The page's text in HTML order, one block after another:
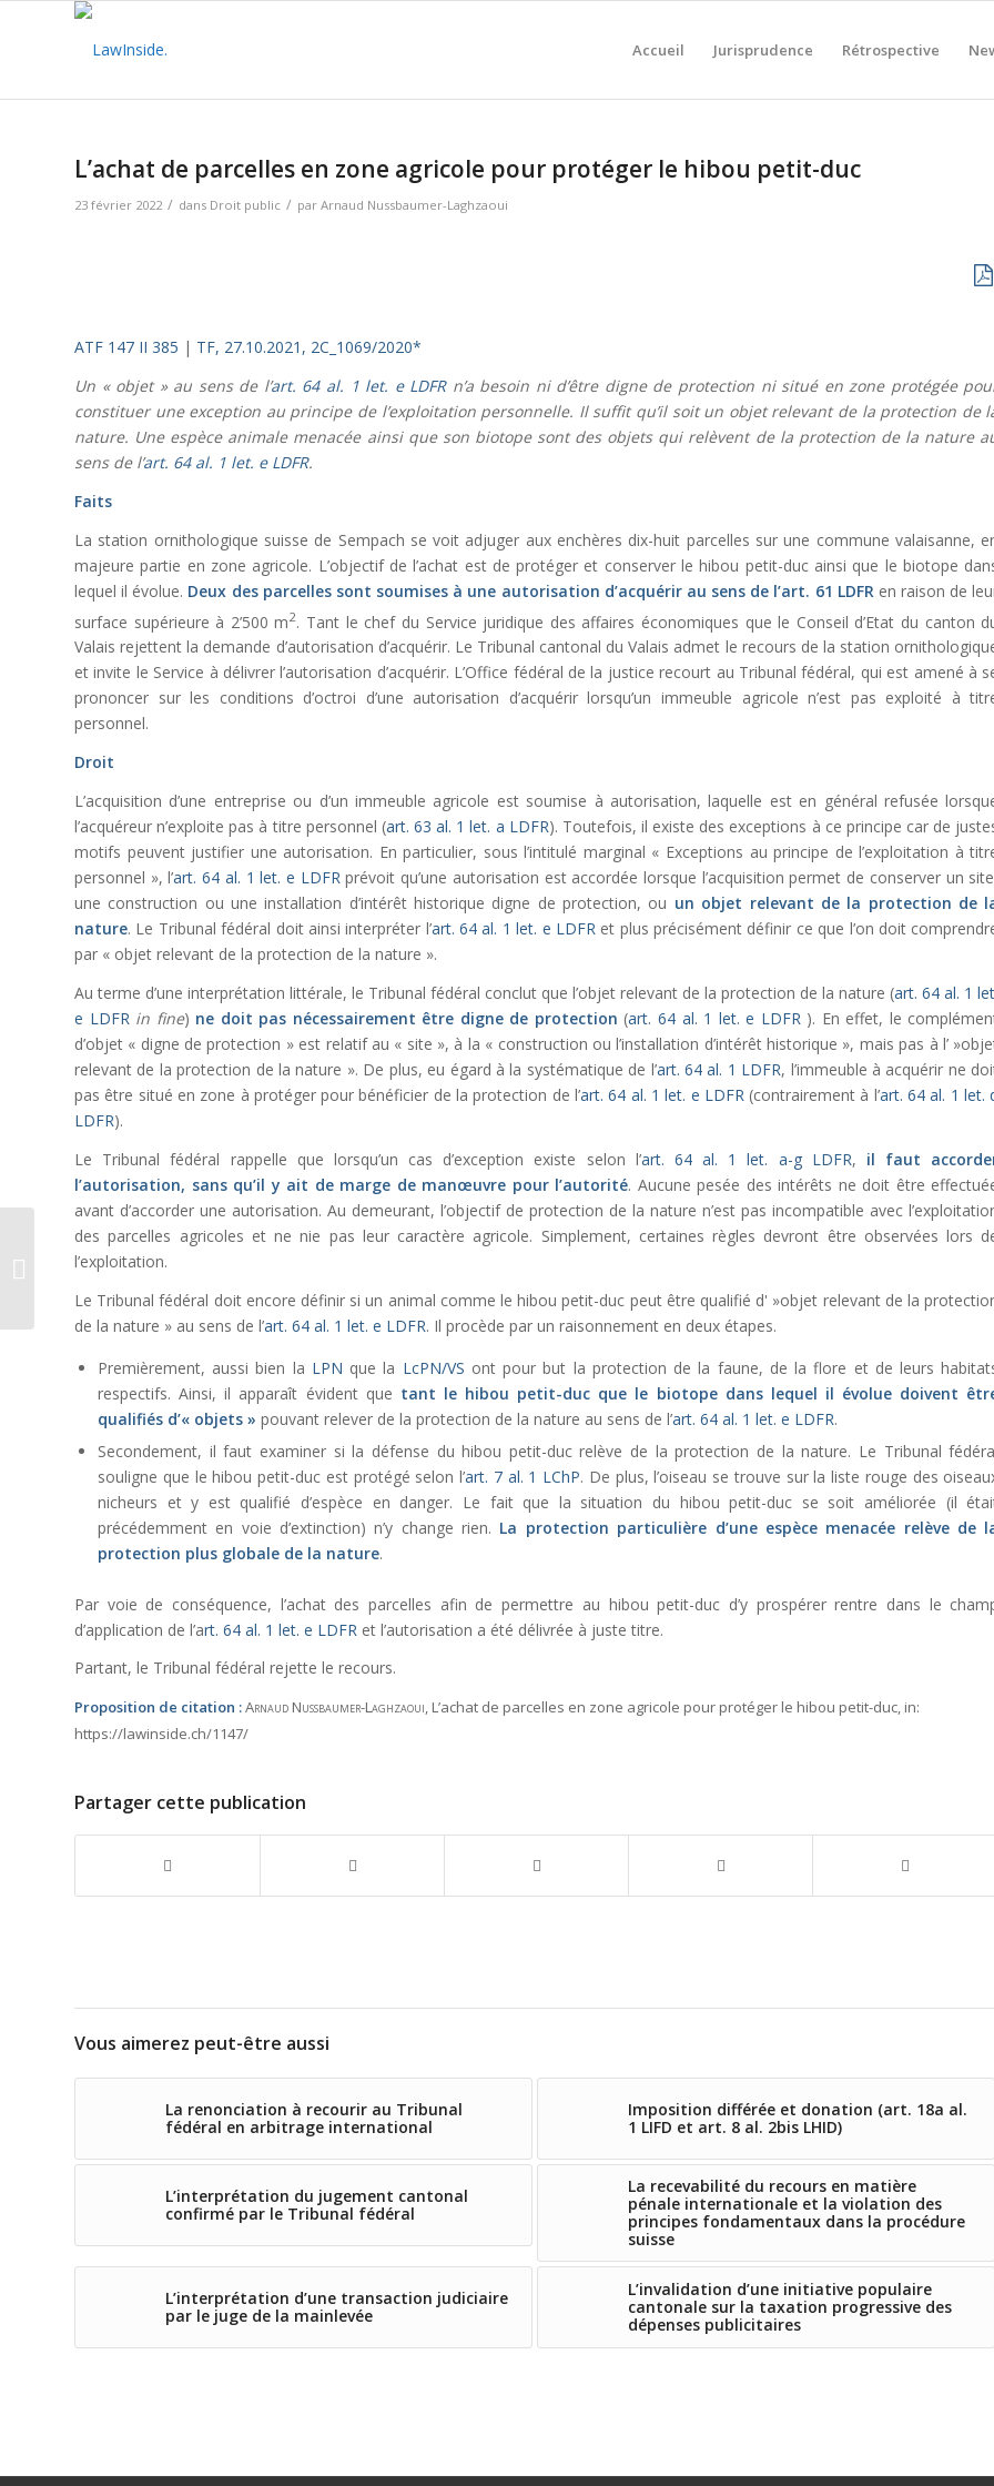
Accueil Jurisprudence Rétrospective
L’achat de parcelles en zone agricole pour protéger le hibou petit-duc
23 février 2022 / dans Droit public / par Arnaud Nussbaumer-Laghzaoui
ATF 147 II 385 | TF, 27.10.2021, 2C_1069/2020*
Un « objet » au sens de l’art. 64 al. 1 let. e LDFRn’a besoin ni d’être digne de protection ni situé en zone protégée
constituer une exception au principe de l’exploitation personnelle. Il suffit qu’il soit un objet relevant de la protection de
nature. Une espèce animale menacée ainsi que son biotope sont des objets qui relèvent de la protection de la nature
sens de l’art. 64 al. 1 let. e LDFR.
Faits
La station ornithologique suisse de Sempach se voit adjuger aux enchères dix-huit parcelles sur une commune valaisanne,
majeure partie en zone agricole. L’objectif de l’achat est de protéger et conserver le hibou petit-duc ainsi que le biotope
lequel il évolue. Deux des parcelles sont soumises à une autorisation d’acquérir au sens de l’art. 61 LDFR en raison de
surface supérieure à 2’500 m2. Tant le chef du Service juridique des affaires économiques que le Conseil d’Etat du canton
Valais rejettent la demande d’autorisation d’acquérir. Le Tribunal cantonal du Valais admet le recours de la station
et invite le Service à délivrer l’autorisation d’acquérir. L’Office fédéral de la justice recourt au Tribunal fédéral, qui est amené à
prononcer sur les conditions d’octroi d’une autorisation d’acquérir lorsqu’un immeuble agricole n’est pas exploité à
personnel.
Droit
L’acquisition d’une entreprise ou d’un immeuble agricole est soumise à autorisation, laquelle est en général refusée
l’acquéreur n’exploite pas à titre personnel (art. 63 al. 1 let. a LDFR). Toutefois, il existe des exceptions à ce principe car de
motifs peuvent justifier une autorisation. En particulier, sous l’intitulé marginal « Exceptions au principe de l’exploitation à
personnel », l’art. 64 al. 1 let. e LDFRprévoit qu’une autorisation est accordée lorsque l’acquisition permet de conserver un
une construction ou une installation d’intérêt historique digne de protection, ou un objet relevant de la protection de
nature. Le Tribunal fédéral doit ainsi interpréter l’art. 64 al. 1 let. e LDFRet plus précisément définir ce que l’on doit
par « objet relevant de la protection de la nature ».
Au terme d’une interprétation littérale, le Tribunal fédéral conclut que l’objet relevant de la protection de la nature (art. 64 al. 1
e LDFR in fine) ne doit pas nécessairement être digne de protection (art. 64 al. 1 let. e LDFR). En effet, le
d’objet « digne de protection » est relatif au « site », à la « construction ou l’installation d’intérêt historique », mais pas à l’
relevant de la protection de la nature ». De plus, eu égard à la systématique de l’art. 64 al. 1 LDFR, l’immeuble à acquérir ne
pas être situé en zone à protéger pour bénéficier de la protection de l’art. 64 al. 1 let. e LDFR(contrairement à l’art. 64 al. 1 let.
LDFR).
Le Tribunal fédéral rappelle que lorsqu’un cas d’exception existe selon l’art. 64 al. 1 let. a-g LDFR, il faut
l’autorisation, sans qu’il y ait de marge de manœuvre pour l’autorité. Aucune pesée des intérêts ne doit être
avant d’accorder une autorisation. Au demeurant, l’objectif de protection de la nature n’est pas incompatible avec
des parcelles agricoles et ne nie pas leur caractère agricole. Simplement, certaines règles devront être observées lors
l’exploitation.
Le Tribunal fédéral doit encore définir si un animal comme le hibou petit-duc peut être qualifié d' »objet relevant de la
de la nature » au sens de l’art. 64 al. 1 let. e LDFR. Il procède par un raisonnement en deux étapes.
Premièrement, aussi bien la LPN que la LcPN/VS ont pour but la protection de la faune, de la flore et de leurs
respectifs. Ainsi, il apparaît évident que tant le hibou petit-duc que le biotope dans lequel il évolue doivent
qualifiés d’« objets » pouvant relever de la protection de la nature au sens de l’art. 64 al. 1 let. e LDFR.
Secondement, il faut examiner si la défense du hibou petit-duc relève de la protection de la nature. Le Tribunal
souligne que le hibou petit-duc est protégé selon l’art. 7 al. 1 LChP. De plus, l’oiseau se trouve sur la liste rouge des
nicheurs et y est qualifié d’espèce en danger. Le fait que la situation du hibou petit-duc se soit améliorée (il
précédemment en voie d’extinction) n’y change rien. La protection particulière d’une espèce menacée relève de
protection plus globale de la nature.
Par voie de conséquence, l’achat des parcelles afin de permettre au hibou petit-duc d’y prospérer rentre dans le
d’application de l’art. 64 al. 1 let. e LDFR et l’autorisation a été délivrée à juste titre.
Partant, le Tribunal fédéral rejette le recours.
Proposition de citation :Arnaud Nussbaumer-Laghzaoui, L’achat de parcelles en zone agricole pour protéger le hibou petit-duc, in:
https://lawinside.ch/1147/
Partager cette publication
Vous aimerez peut-être aussi
La renonciation à recourir au Tribunal
fédéral en arbitrage international
Imposition différée et donation (art. 18a al.
1 LIFD et art. 8 al. 2bis LHID)
L’interprétation du jugement cantonal
confirmé par le Tribunal fédéral
La recevabilité du recours en matière
pénale internationale et la violation des
principes fondamentaux dans la procédure
suisse
L’interprétation d’une transaction judiciaire
par le juge de la mainlevée
L’invalidation d’une initiative populaire
cantonale sur la taxation progressive des
dépenses publicitaires
Désistement d’action